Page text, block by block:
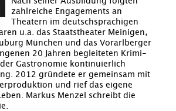
zahlreiche Engagements an
Theatern im deutschsprachigen
u.a. das Staatstheater Meinigen,
München und das Vorarlberger
20 Jahren begleiteten Krimi-
Gastronomie kontinuierlich
2012 gründete er gemeinsam mit
und rief das eigene
Markus Menzel schreibt die